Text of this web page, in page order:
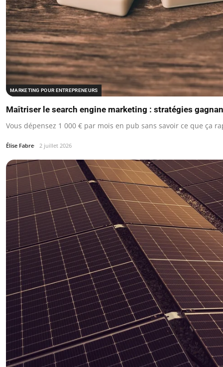
MARKETING POUR ENTREPRENEURS
Maîtriser le search engine marketing : stratégies
Vous dépensez 1 000 € par mois en pub sans savoir ce que ça
Élise Fabre 2 juillet 2026